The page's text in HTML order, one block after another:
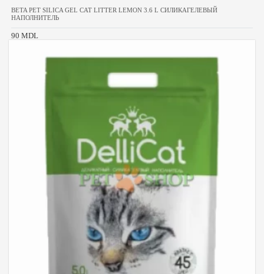
BETA PET SILICA GEL CAT LITTER LEMON 3.6 L СИЛИКАГЕЛЕВЫЙ
НАПОЛНИТЕЛЬ
90 MDL